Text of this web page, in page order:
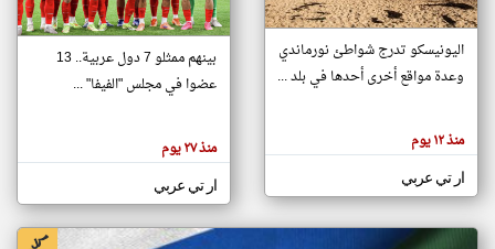
تغيير الدولة
اخبار جزر القمر على مدار الساعة
أهم اخبار جزر القمر العاجلة والمباشرة
هنا عن
وجهة
كاتبيها.
اليونيسكو تدرج شواطئ نورماندي
وعدة مواقع أخرى أحدها في بلد ...
منذ ١٢ يوم
ار تي عربي
بينهم ممثلو 7 دول عربية.. 13
عضوا في مجلس "الفيفا" ...
منذ ٢٧ يوم
ار تي عربي
klyoum.com